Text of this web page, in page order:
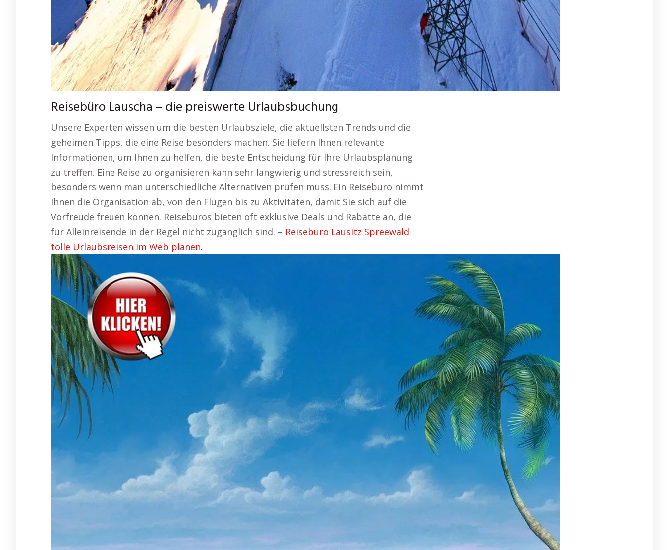
Reisebüro Lauscha – die preiswerte Urlaubsbuchung
Unsere Experten wissen um die besten Urlaubsziele, die aktuellsten Trends und die
geheimen Tipps, die eine Reise besonders machen. Sie liefern Ihnen relevante
Informationen, um Ihnen zu helfen, die beste Entscheidung für Ihre Urlaubsplanung
zu treffen. Eine Reise zu organisieren kann sehr langwierig und stressreich sein,
besonders wenn man unterschiedliche Alternativen prüfen muss. Ein Reisebüro nimmt
Ihnen die Organisation ab, von den Flügen bis zu Aktivitäten, damit Sie sich auf die
Vorfreude freuen können. Reisebüros bieten oft exklusive Deals und Rabatte an, die
für Alleinreisende in der Regel nicht zugänglich sind. – Reisebüro Lausitz Spreewald
tolle Urlaubsreisen im Web planen.